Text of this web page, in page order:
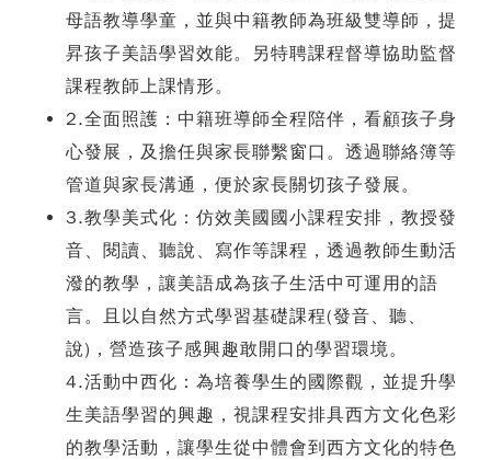
母語教導學童，並與中籍教師為班級雙導師，提
昇孩子美語學習效能。另特聘課程督導協助監督
課程教師上課情形。
2.全面照護：中籍班導師全程陪伴，看顧孩子身
心發展，及擔任與家長聯繫窗口。透過聯絡簿等
管道與家長溝通，便於家長關切孩子發展。
3.教學美式化：仿效美國國小課程安排，教授發
音、閱讀、聽說、寫作等課程，透過教師生動活
潑的教學，讓美語成為孩子生活中可運用的語
言。且以自然方式學習基礎課程(發音、聽、
說)，營造孩子感興趣敢開口的學習環境。
4.活動中西化：為培養學生的國際觀，並提升學
生美語學習的興趣，視課程安排具西方文化色彩
的教學活動，讓學生從中體會到西方文化的特色